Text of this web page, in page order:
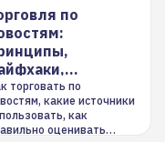
по
торговать по
какие источники
как
оценивать